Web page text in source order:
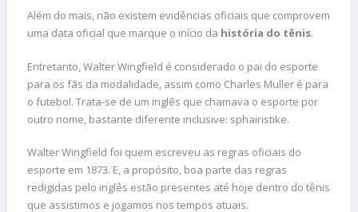
Além do mais, não existem evidências oficiais que comprovem
uma data oficial que marque o início da história do tênis.
Entretanto, Walter Wingfield é considerado o pai do esporte
para os fãs da modalidade, assim como Charles Muller é para
o futebol. Trata-se de um inglês que chamava o esporte por
outro nome, bastante diferente inclusive: sphairistike.
Walter Wingfield foi quem escreveu as regras oficiais do
esporte em 1873. E, a propósito, boa parte das regras
redigidas pelo inglês estão presentes até hoje dentro do tênis
que assistimos e jogamos nos tempos atuais.